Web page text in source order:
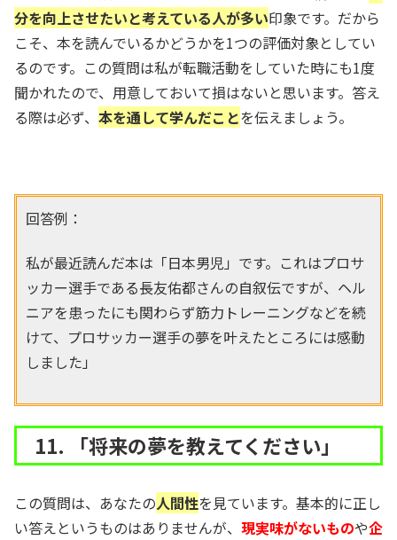
分を向上させたいと考えている人が多い印象です。だから
こそ、本を読んでいるかどうかを1つの評価対象としてい
るのです。この質問は私が転職活動をしていた時にも1度
聞かれたので、用意しておいて損はないと思います。答え
る際は必ず、 本を通して学んだことを伝えましょう。
回答例：
私が最近読んだ本は「日本男児」です。これはプロサ
ッカー選手である長友佑都さんの自叙伝ですが、ヘル
ニアを患ったにも関わらず筋力トレーニングなどを続
けて、プロサッカー選手の夢を叶えたところには感動
しました」
11. 「将来の夢を教えてください」
この質問は、あなたの人間性を見ています。基本的に正し
い答えというものはありませんが、 現実味がないものや企